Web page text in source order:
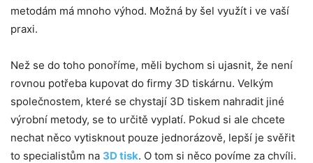
metodám má mnoho výhod. Možná by šel využít i ve vaší
praxi.
Než se do toho ponoříme, měli bychom si ujasnit, že není
rovnou potřeba kupovat do firmy 3D tiskárnu. Velkým
společnostem, které se chystají 3D tiskem nahradit jiné
výrobní metody, se to určitě vyplatí. Pokud si ale chcete
nechat něco vytisknout pouze jednorázově, lepší je svěřit
to specialistům na 3D tisk. O tom si něco povíme za chvíli.